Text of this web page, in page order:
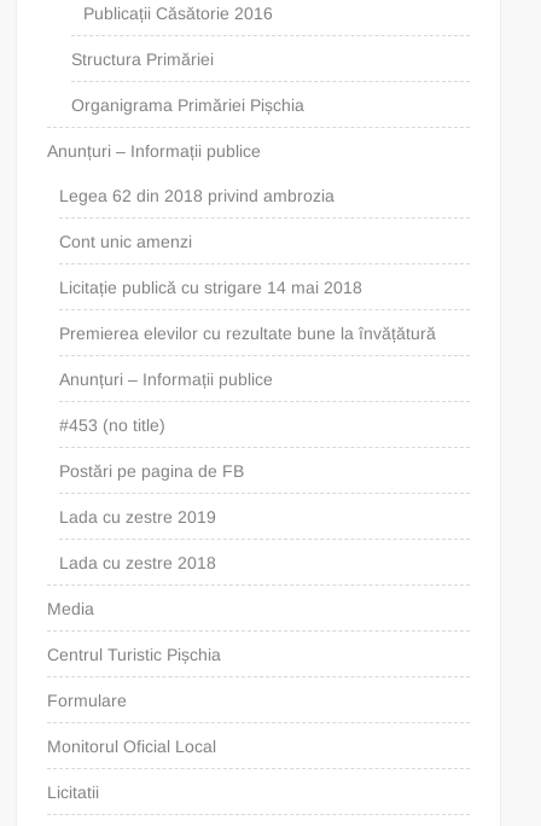
Publicații Căsătorie 2016
Structura Primăriei
Organigrama Primăriei Pișchia
Anunțuri – Informații publice
Legea 62 din 2018 privind ambrozia
Cont unic amenzi
Licitație publică cu strigare 14 mai 2018
Premierea elevilor cu rezultate bune la învățătură
Anunțuri – Informații publice
#453 (no title)
Postări pe pagina de FB
Lada cu zestre 2019
Lada cu zestre 2018
Media
Centrul Turistic Pișchia
Formulare
Monitorul Oficial Local
Licitatii